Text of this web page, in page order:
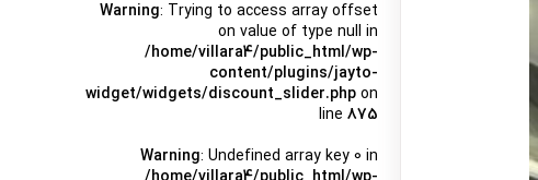
Warning: Trying to access array offset
on value of type null in
/home/villara4/public_html/wp-
content/plugins/jayto-
widget/widgets/discount_slider.php on
line875
Warning: Undefined array key 0 in